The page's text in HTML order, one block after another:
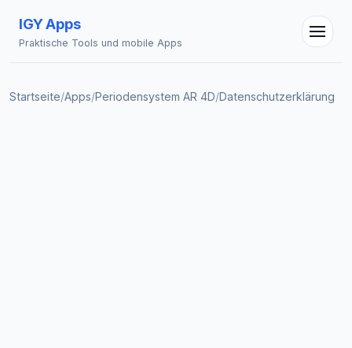
IGY Apps
Praktische Tools und mobile Apps
Startseite/Apps/Periodensystem AR 4D/Datenschutzerklärung